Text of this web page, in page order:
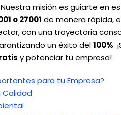
misión es guiarte en
o 27001 de manera rápida,
con una trayectoria
un éxito del100%.
y potenciar tu empresa!
para tu Empresa?
Calidad